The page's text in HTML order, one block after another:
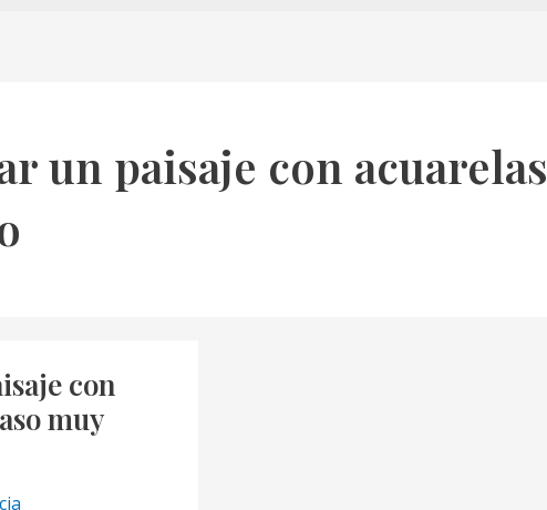
un paisaje con acuarelas
con
muy